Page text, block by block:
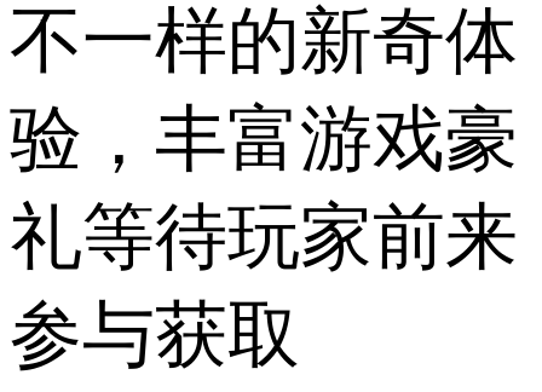
不一样的新奇体
验，丰富游戏豪
礼等待玩家前来
参与获取